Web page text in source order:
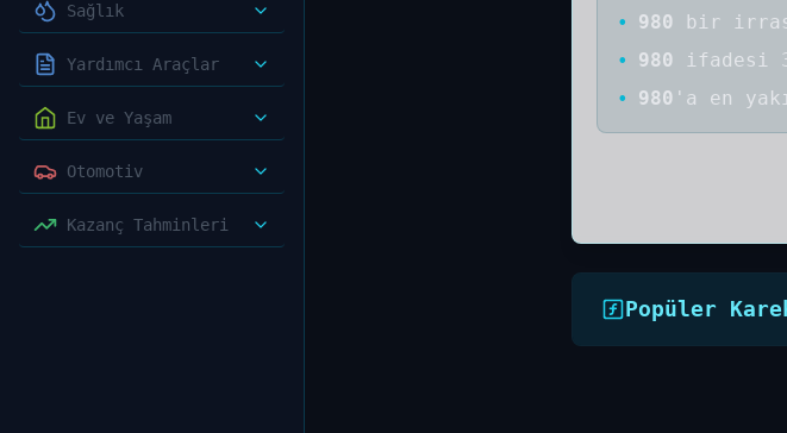
Sağlık
Yardımcı Araçlar
Ev ve Yaşam
Otomotiv
Kazanç Tahminleri
•
980 bir
•
980
ifadesi
•
980 'a en
Popüler